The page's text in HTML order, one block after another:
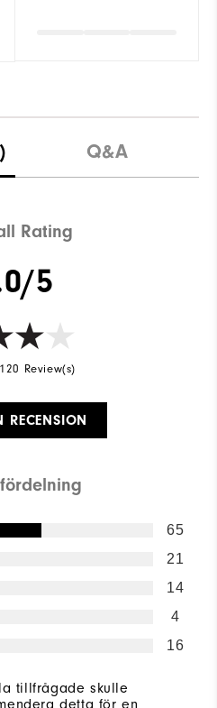
Q&A
Rating
5
Review(s)
RECENSION
65
21
14
4
16
tillfrågade skulle
detta för en